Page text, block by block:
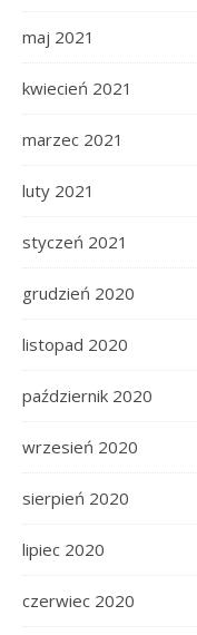
maj 2021
kwiecień 2021
marzec 2021
luty 2021
styczeń 2021
grudzień 2020
listopad 2020
październik 2020
wrzesień 2020
sierpień 2020
lipiec 2020
czerwiec 2020